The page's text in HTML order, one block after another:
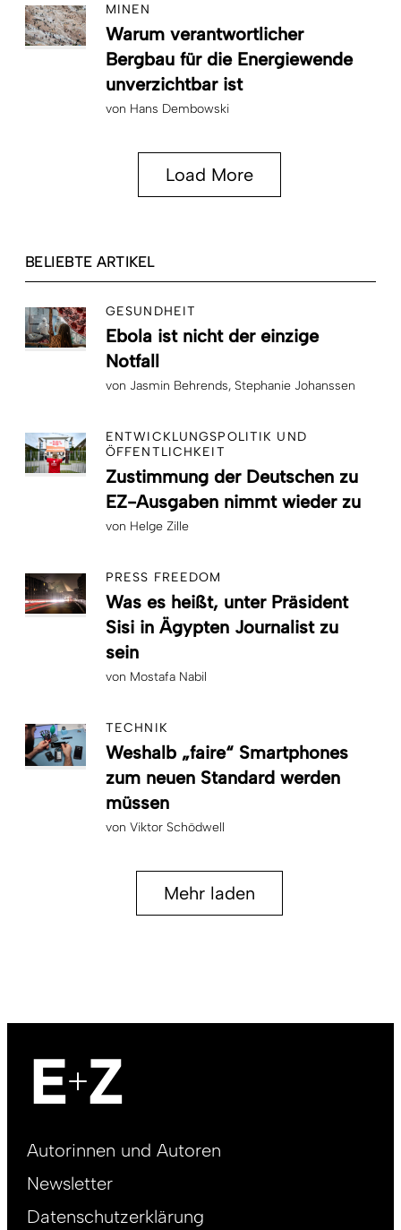
MINEN
Warum verantwortlicher
Bergbau für die Energiewende
unverzichtbar ist
von Hans Dembowski
Load More
BELIEBTE ARTIKEL
GESUNDHEIT
Ebola ist nicht der einzige
Notfall
von Jasmin Behrends Stephanie Johanssen
ENTWICKLUNGSPOLITIK UND
ÖFFENTLICHKEIT
Zustimmung der Deutschen zu
EZ-Ausgaben nimmt wieder zu
von Helge Zille
PRESS FREEDOM
Was es heißt, unter Präsident
Sisi in Ägypten Journalist zu
sein
von Mostafa Nabil
TECHNIK
Weshalb „faire“ Smartphones
zum neuen Standard werden
müssen
von Viktor Schödwell
Mehr laden
Footer
DE
Autorinnen und Autoren
Newsletter
Datenschutzerklärung